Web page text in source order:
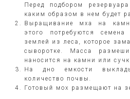
Перед подбором
каким образом в нем будет
Выращивание мха на
этого потребуются
землей из леса, которое
сыворотке. Масса
наносится на камни или
На дно емкости
количество почвы.
Готовый мох размещают на